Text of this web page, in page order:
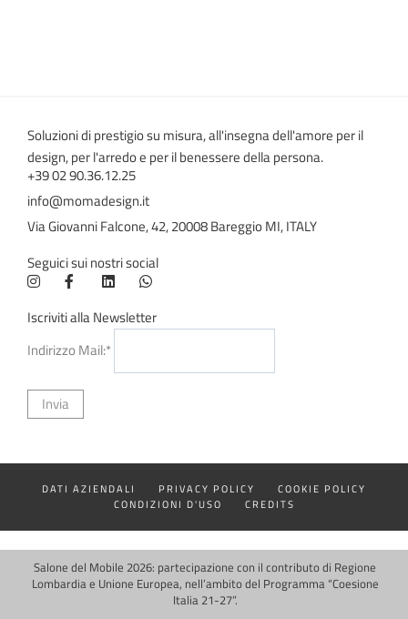
Soluzioni di prestigio su misura, all'insegna dell'amore per il
design, per l'arredo e per il benessere della persona.
+39 02 90.36.12.25
info@momadesign.it
Via Giovanni Falcone, 42, 20008 Bareggio MI, ITALY
Seguici sui nostri social
Iscriviti alla Newsletter
Indirizzo Mail:*
DATI AZIENDALI PRIVACY POLICY
COOKIE POLICY
CONDIZIONI D'USO
CREDITS
Salone del Mobile 2026: partecipazione con il contributo di Regione
Lombardia e Unione Europea, nell’ambito del Programma “Coesione
Italia 21-27”.